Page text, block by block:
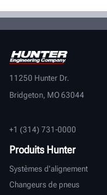
11250 Hunter Dr.
Bridgeton, MO 63044
+1 (314) 731-0000
Produits Hunter
Systèmes d'alignement
Changeurs de pneus